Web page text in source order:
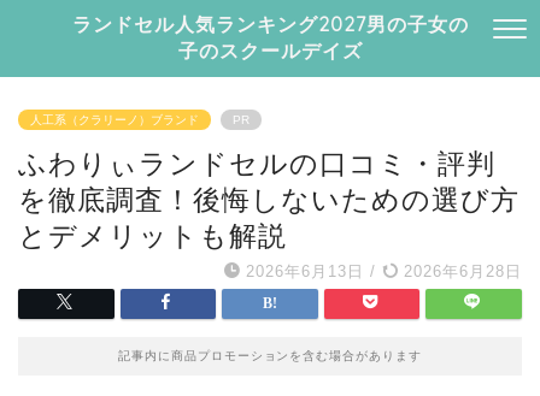
ランドセル人気ランキング2027男の子女の
子のスクールデイズ
人工系（クラリーノ）ブランド PR
ふわりぃランドセルの口コミ・評判
を徹底調査！後悔しないための選び方
とデメリットも解説
2026年6月13日 / 2026年6月28日
記事内に商品プロモーションを含む場合があります